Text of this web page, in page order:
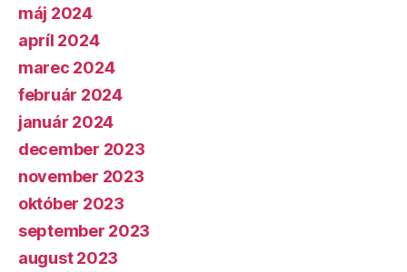
máj 2024
apríl 2024
marec 2024
február 2024
január 2024
december 2023
november 2023
október 2023
september 2023
august 2023